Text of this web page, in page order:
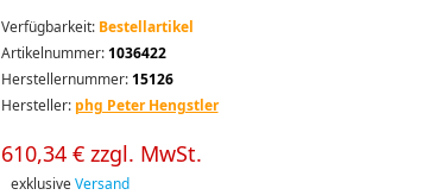
Verfügbarkeit: Bestellartikel
Artikelnummer: 1036422
Herstellernummer: 15126
Hersteller: phg Peter Hengstler
610,34 € zzgl. MwSt.
exklusiveVersand